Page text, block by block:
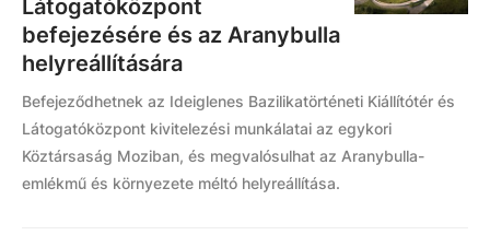
Látogatóközpont
befejezésére és az Aranybulla
helyreállítására
Befejeződhetnek az Ideiglenes Bazilikatörténeti Kiállítótér és
Látogatóközpont kivitelezési munkálatai az egykori
Köztársaság Moziban, és megvalósulhat az Aranybulla-
emlékmű és környezete méltó helyreállítása.